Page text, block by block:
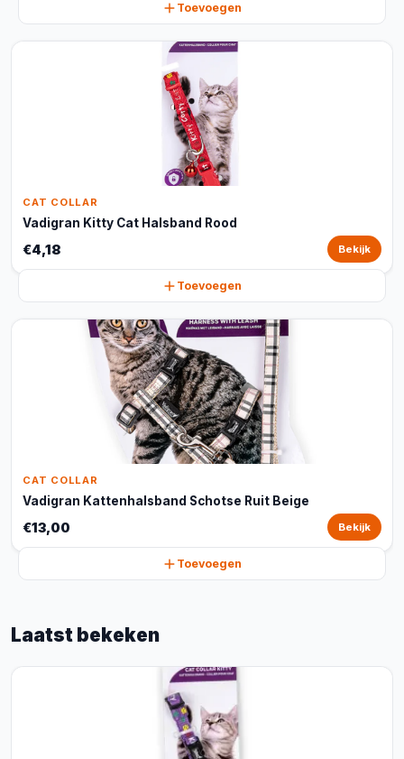
Toevoegen
CAT COLLAR
Vadigran Kitty Cat Halsband Rood
€4,18 Bekijk
Toevoegen
CAT COLLAR
Vadigran Kattenhalsband Schotse Ruit Beige
€13,00 Bekijk
Toevoegen
Laatst bekeken